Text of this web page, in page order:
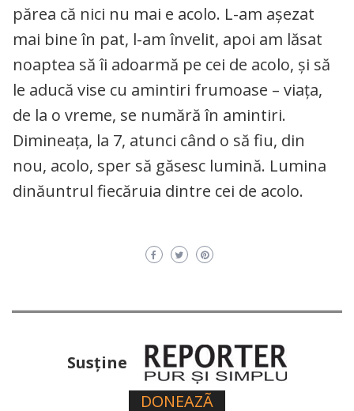
părea că nici nu mai e acolo. L-am aşezat
mai bine în pat, l-am învelit, apoi am lăsat
noaptea să îi adoarmă pe cei de acolo, şi să
le aducă vise cu amintiri frumoase – viaţa,
de la o vreme, se numără în amintiri.
Dimineaţa, la 7, atunci când o să fiu, din
nou, acolo, sper să găsesc lumină. Lumina
dinăuntrul fiecăruia dintre cei de acolo.
Susţine
DONEAZÃ